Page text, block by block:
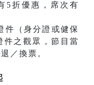
5折優惠，席次有
（身分證或健保
件之觀眾，節目當
／換票。